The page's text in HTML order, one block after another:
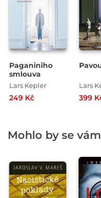
Paganiniho
smlouva
Lars Kepler
249 Kč
Lars
399
Mohlo by se